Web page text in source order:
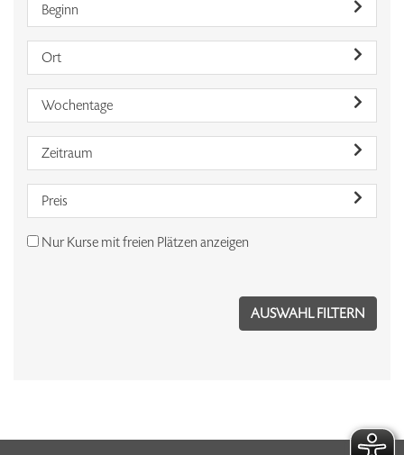
Beginn
Ort
Wochentage
Zeitraum
Preis
Nur Kurse mit freien Plätzen anzeigen